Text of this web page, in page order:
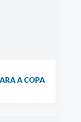
A COPA